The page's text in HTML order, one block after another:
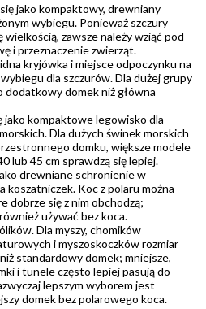
jako kompaktowy, drewniany
wybiegu. Ponieważ szczury
wielkością, zawsze należy wziąć pod
i przeznaczenie zwierząt.
kryjówka i miejsce odpoczynku na
dla szczurów. Dla dużej grupy
dodatkowy domek niż główna
jako kompaktowe legowisko dla
Dla dużych świnek morskich
domku, większe modele
lub 45 cm sprawdzą się lepiej.
drewniane schronienie w
Koc z polaru można
dobrze się z nim obchodzą;
używać bez koca.
Dla myszy, chomików
i myszoskoczków rozmiar
standardowy domek; mniejsze,
i tunele często lepiej pasują do
lepszym wyborem jest
domek bez polarowego koca.